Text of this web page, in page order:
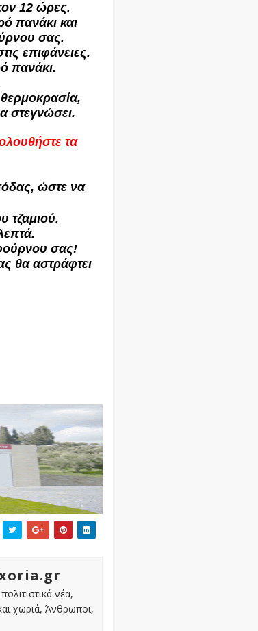
12 ώρες.
πανάκι και
σας.
επιφάνειες.
πανάκι.
στεγνώσει.
τα
ώστε να
τζαμιού.
σας!
θα αστράφτει
νέα,
χωριά, Άνθρωποι,